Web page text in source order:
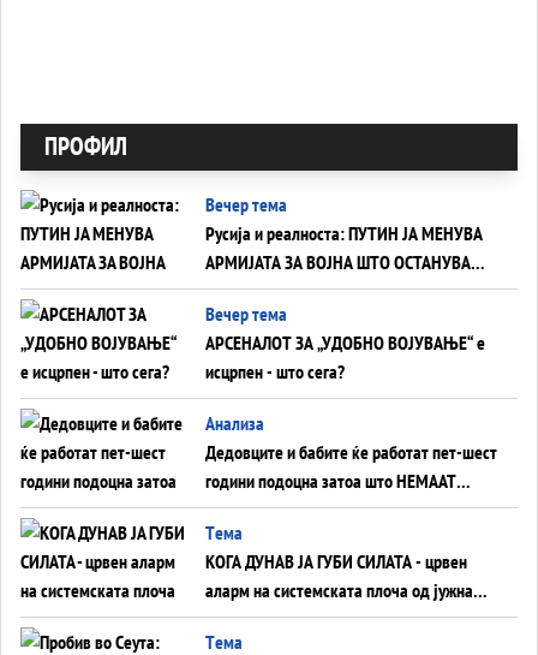
ПРОФИЛ
Вечер тема
Русија и реалноста: ПУТИН ЈА МЕНУВА
АРМИЈАТА ЗА ВОЈНА ШТО ОСТАНУВА
БЕЗ ФРОНТ
Вечер тема
АРСЕНАЛОТ ЗА „УДОБНО ВОЈУВАЊЕ“ е
исцрпен - што сега?
Анализа
Дедовците и бабите ќе работат пет-шест
години подоцна затоа што НЕМААТ
ВНУЦИ ДА ГИ ЗАМЕНАТ
Tема
КОГА ДУНАВ ЈА ГУБИ СИЛАТА - црвен
аларм на системската плоча од јужна
Германија до Црното Море...
Tема